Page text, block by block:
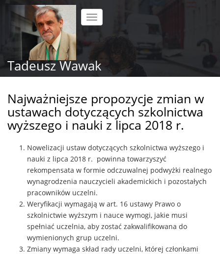
Przejdź
treści
Toggle
Tadeusz Wawak
Najważniejsze propozycje zmian w
ustawach dotyczących szkolnictwa
wyższego i nauki z lipca 2018 r.
Nowelizacji ustaw dotyczących szkolnictwa wyższego i
nauki z lipca 2018 r. powinna towarzyszyć
rekompensata w formie odczuwalnej podwyżki realnego
wynagrodzenia nauczycieli akademickich i pozostałych
pracowników uczelni.
Weryfikacji wymagają w art. 16 ustawy Prawo o
szkolnictwie wyższym i nauce wymogi, jakie musi
spełniać uczelnia, aby zostać zakwalifikowana do
wymienionych grup uczelni.
Zmiany wymaga skład rady uczelni, której członkami